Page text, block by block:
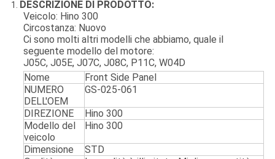
1. DESCRIZIONE DI PRODOTTO:
Veicolo: Hino 300
Circostanza: Nuovo
Ci sono molti altri modelli che abbiamo, quale il
seguente modello del motore:
J05C, J05E, J07C, J08C, P11C, W04D
Nome
Front Side Panel
NUMERO
DELL'OEM
GS-025-061
DIREZIONE
Hino 300
Modello del
veicolo
Hino 300
Dimensione
STD